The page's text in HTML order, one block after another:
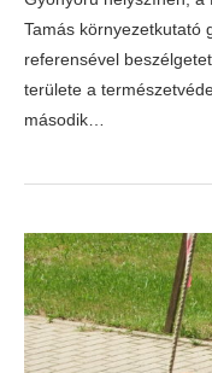
Tamás környezetkutató
referensével
területe a
második…